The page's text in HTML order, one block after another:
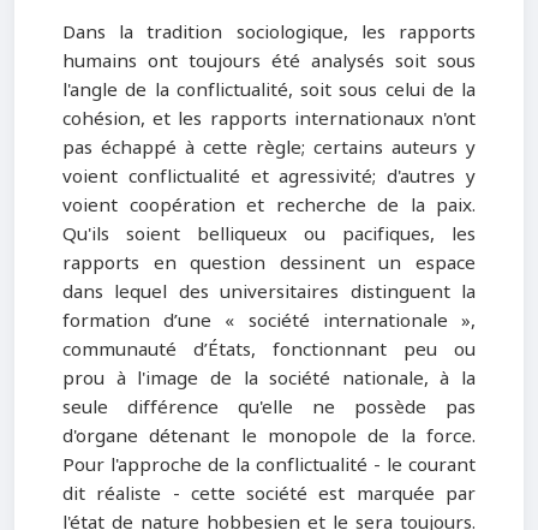
Dans la tradition sociologique, les rapports
humains ont toujours été analysés soit sous
l'angle de la conflictualité, soit sous celui de la
cohésion, et les rapports internationaux n'ont
pas échappé à cette règle; certains auteurs y
voient conflictualité et agressivité; d'autres y
voient coopération et recherche de la paix.
Qu'ils soient belliqueux ou pacifiques, les
rapports en question dessinent un espace
dans lequel des universitaires distinguent la
formation d’une « société internationale »,
communauté d’États, fonctionnant peu ou
prou à l'image de la société nationale, à la
seule différence qu'elle ne possède pas
d'organe détenant le monopole de la force.
Pour l'approche de la conflictualité - le courant
dit réaliste - cette société est marquée par
l'état de nature hobbesien et le sera toujours.